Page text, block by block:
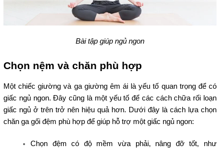
Bài tập giúp ngủ ngon
Chọn nệm và chăn phù hợp
Một chiếc giường và ga giường êm ái là yếu tố quan trọng để có
giấc ngủ ngon. Đây cũng là một yếu tố để các cách chữa rối loạn
giấc ngủ ở trên trở nên hiệu quả hơn. Dưới đây là cách lựa chọn
chăn ga gối đệm phù hợp để giúp hỗ trợ một giấc ngủ ngon:
Chọn đệm có độ mềm vừa phải, nâng đỡ tốt, như